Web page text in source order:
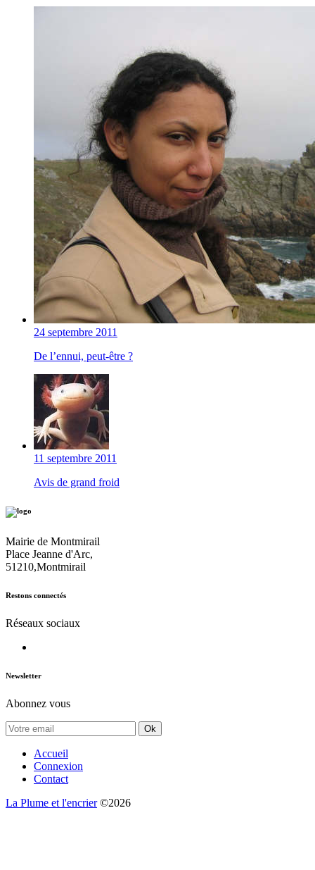
24 septembre 2011
De l’ennui, peut-être ?
11 septembre 2011
Avis de grand froid
Mairie de Montmirail
Place Jeanne d'Arc,
51210,Montmirail
Restons connectés
Réseaux sociaux
Newsletter
Abonnez vous
Ok
Accueil
Connexion
Contact
La Plume et l'encrier©2026